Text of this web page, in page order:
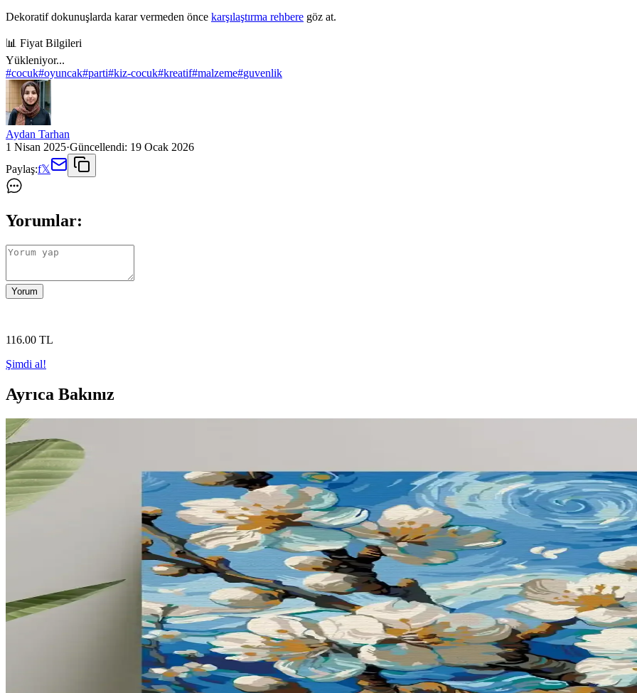
Dekoratif dokunuşlarda karar vermeden önce karşılaştırma rehbere göz at.
📊 Fiyat Bilgileri
Yükleniyor...
#cocuk#oyuncak#parti#kiz-cocuk#kreatif#malzeme#guvenlik
Aydan Tarhan
1 Nisan 2025·Güncellendi: 19 Ocak 2026
Paylaş:f𝕏
Yorumlar:
Yorum
116.00 TL
Şimdi al!
Ayrıca Bakınız
Mikro Anaokullarında Pencere Kenarı Tasarımı: Fonksiyonel ve Estetik Yaklaşımlar
Mikro anaokullarında pencere kenarları, doğal renkler ve yumuşak dokularla çocukların konforunu artırırken gizlilik ve yaratıcılığı
Dar ve Çok Amaçlı Mekanlarda Fonksiyonel ve Estetik Dekorasyon Yöntemleri
Dar ve çok amaçlı mekanlarda doğru mobilya seçimi, renk kullanımı ve depolama çözümleriyle hem işlevsel hem estetik yaşam alanları
Perde Uzunluğu Seçiminde Estetik ve Pratik Dengenin Önemi
Perde uzunluğu, estetik ve işlevselliği etkileyen önemli bir unsurdur. Yere değen perdeler şık görünse de, evcil hayvan ve çocuklu evlerde
Çocuklu Evler İçin Koridor Dekorasyonunda Güvenlik ve Estetik Çözümler
Çocuklu evlerde koridor dekorasyonunda güvenlik ve estetik ön plandadır. Dayanıklı malzemeler, sıcak renkler ve fonksiyonel mobilyalarla
Tryon Kidz Çocuk Kaleci Eldiveni Sarı: Dayanıklı ve Konforlu Spor Ekipmanı